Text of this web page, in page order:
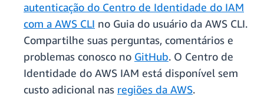
autenticação do Centro de Identidade do IAM
com a AWS CLI no Guia do usuário da AWS CLI.
Compartilhe suas perguntas, comentários e
problemas conosco no GitHub. O Centro de
Identidade do AWS IAM está disponível sem
custo adicional nas regiões da AWS.